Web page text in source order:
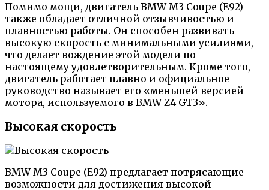
Помимо мощи, двигатель BMW M3 Coupe (E92)
также обладает отличной отзывчивостью и
плавностью работы. Он способен развивать
высокую скорость с минимальными усилиями,
что делает вождение этой модели по-
настоящему удовлетворительным. Кроме того,
двигатель работает плавно и официальное
руководство называет его «меньшей версией
мотора, используемого в BMW Z4 GT3».
Высокая скорость
BMW M3 Coupe (E92) предлагает потрясающие
возможности для достижения высокой